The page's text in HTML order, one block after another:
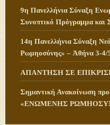
9η Πανελλήνια Σύναξη
Συνοπτικό Πρόγραμμα και
14η Πανελλήνια Σύναξη
Ρωμηοσύνης» – Ἀθήνα 3-
ΑΠΑΝΤΗΣΗ ΣΕ
Σημαντική Ανακοίνωση
«ΕΝΩΜΕΝΗΣ